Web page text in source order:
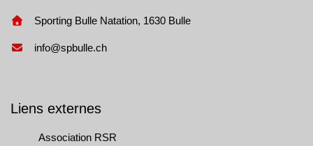
Sporting Bulle Natation, 1630 Bulle
info@spbulle.ch
Liens externes
Association RSR